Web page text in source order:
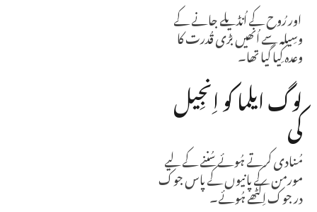
اور رُوح کے اُنڈیلے جانے کے
وسِیلہ سے اُنھیں بڑی قُدرت کا
وعدہ کِیا گیا تھا۔
لوگ ایلما کو اِنجِیل
کی
مُنادی کرتے ہُوئے سُننے کے لیے
مورمن کے پانیوں کے پاس جوک
در جوک اِکٹھے ہُوئے۔